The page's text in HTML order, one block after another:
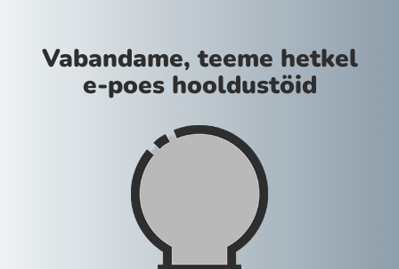
Vabandame, teeme hetkel
e-poes hooldustöid